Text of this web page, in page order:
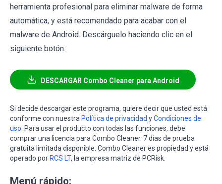
herramienta profesional para eliminar malware de forma
automática, y está recomendado para acabar con el
malware de Android. Descárguelo haciendo clic en el
siguiente botón:
DESCARGAR Combo Cleaner para Android
Si decide descargar este programa, quiere decir que usted está
conforme con nuestra Política de privacidad yCondiciones de
uso . Para usar el producto con todas las funciones, debe
comprar una licencia para Combo Cleaner. 7 días de prueba
gratuita limitada disponible. Combo Cleaner es propiedad y está
operado porRCS LT, la empresa matriz de PCRisk.
Menú rápido: